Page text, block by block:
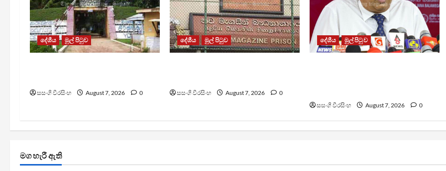
දේශීය මුල් පිටුව
සසංගි වීරසිංහ August 7, 2026 0
දේශීය මුල් පිටුව
සසංගි වීරසිංහ August 7, 2026 0
දේශීය මුල් පිටුව
සසංගි වීරසිංහ August 7, 2026 0
මග හැරී ඇති